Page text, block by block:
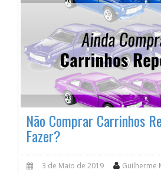
Não Comprar Carrinhos
Fazer?
3 de Maio de 2019 Guilherme